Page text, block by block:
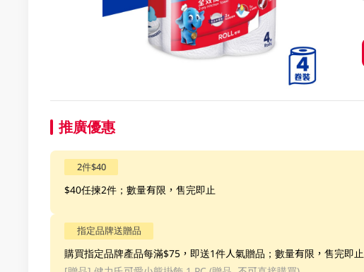
推廣優惠
2件$40
$40任揀2件；數量有限，售完即止
指定品牌送贈品
購買指定品牌產品每滿$75，即送1件人氣贈品；數量有限，售完即止